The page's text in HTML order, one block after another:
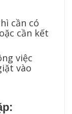
cần có
cần kết
việc
vào